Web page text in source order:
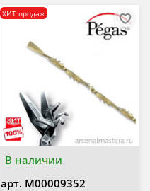
В наличии
ХИТ продаж
арт. М00009352